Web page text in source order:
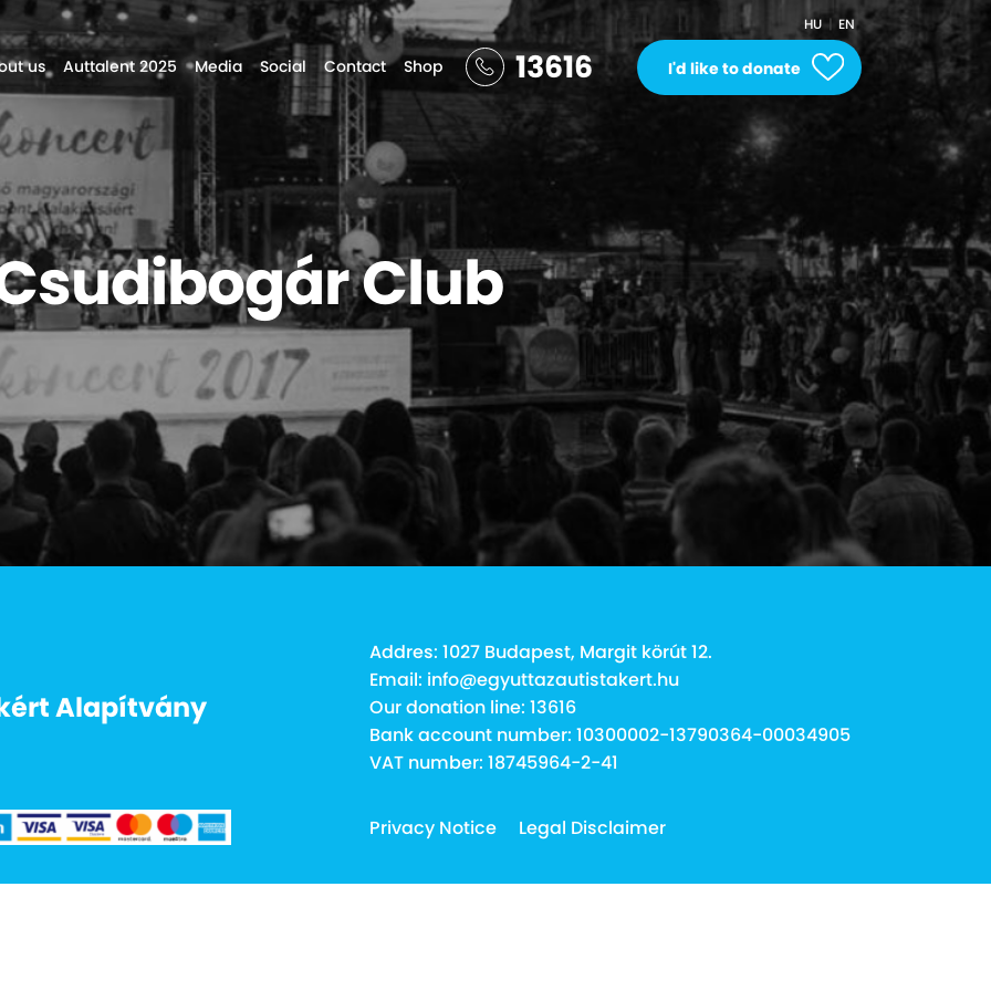
us Auttalent 2025 Media Social Contact Shop
HU EN
13616 I'd like to donate
Club
Alapítvány
Addres: 1027 Budapest, Margit körút 12.
Email: info@egyuttazautistakert.hu
Our donation line: 13616
Bank account number: 10300002-13790364-00034905
VAT number: 18745964-2-41
Privacy Notice Legal Disclaimer